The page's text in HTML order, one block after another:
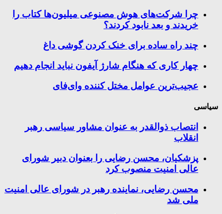
چرا شرکت‌های هوش مصنوعی میلیون‌ها کتاب را
خریدند و بعد نابود کردند؟
چند راه‌ ساده برای خنک کردن گوشی داغ
چهار کاری که هنگام شارژ آیفون نباید انجام دهیم
عجیب‌ترین عوامل مختل کننده وای‌فای
سیاسی
انتصاب ذوالقدر به عنوان مشاور سیاسی رهبر
انقلاب
پزشکیان، محسن رضایی را بعنوان دبیر شورای
عالی امنیت منصوب کرد
محسن رضایی، نماینده رهبر در شورای عالی امنیت
ملی شد